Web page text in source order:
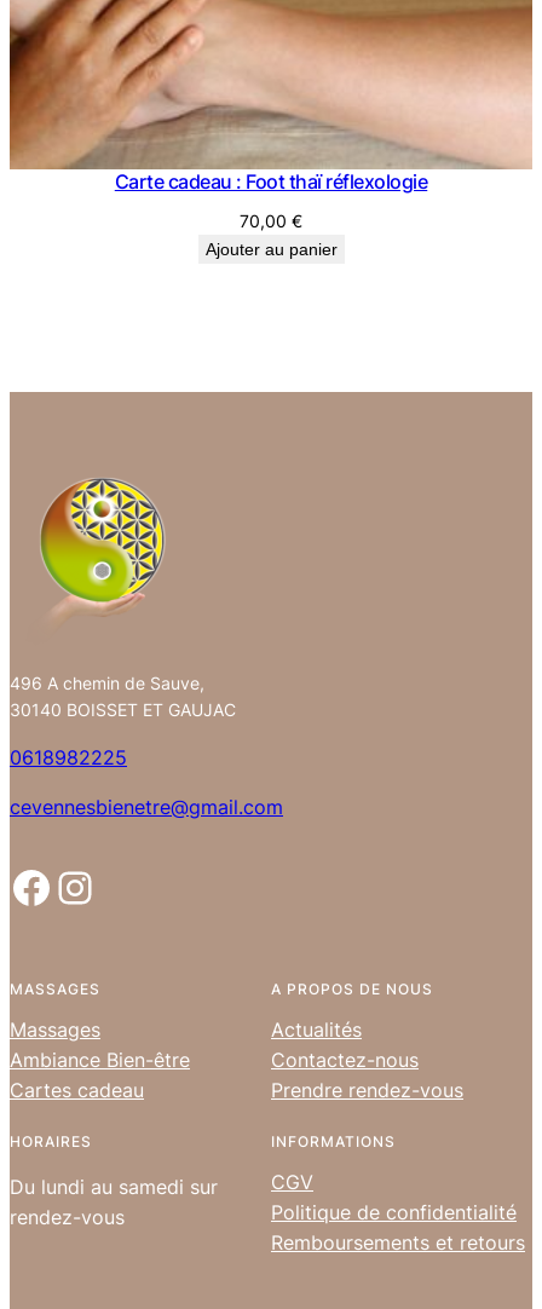
Carte cadeau : Foot thaï réflexologie
70,00 €
Ajouter au panier
496 A chemin de Sauve,
30140 BOISSET ET GAUJAC
0618982225
cevennesbienetre@gmail.com
Facebook Instagram
MASSAGES
Massages
Ambiance Bien-être
Cartes cadeau
A PROPOS DE NOUS
Actualités
Contactez-nous
Prendre rendez-vous
HORAIRES
Du lundi au samedi sur
rendez-vous
INFORMATIONS
CGV
Politique de confidentialité
Remboursements et retours